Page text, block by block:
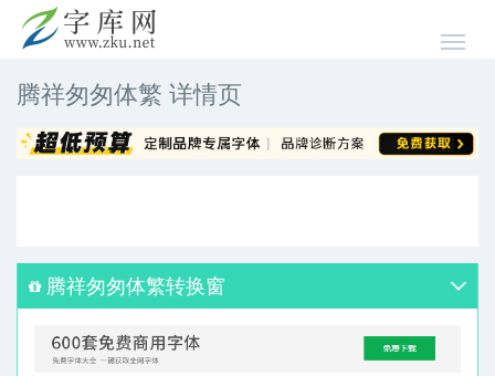
腾祥匆匆体繁 详情页
腾祥匆匆体繁转换窗